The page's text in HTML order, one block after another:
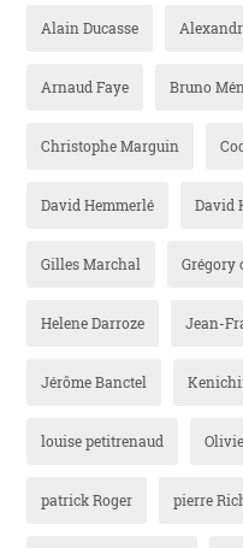
Alain Ducasse
Arnaud Faye Bruno
Christophe Marguin
David Hemmerlé David
Gilles Marchal Grégory
Helene Darroze Jean-
Jérôme Banctel
louise petitrenaud
patrick Roger pierre